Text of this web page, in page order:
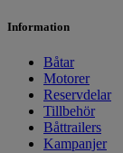
Information
Båtar
Motorer
Reservdelar
Tillbehör
Båttrailers
Kampanjer